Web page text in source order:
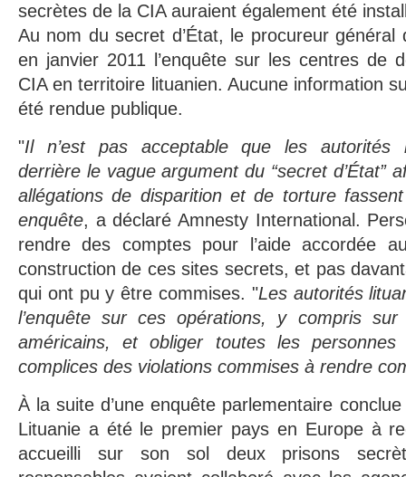
secrètes de la CIA auraient également été
Au nom du secret d’État, le procureur général
en janvier 2011 l’enquête sur les centres de
CIA en territoire lituanien. Aucune information
été rendue publique.
"Il n’est pas acceptable que les autorités
derrière le vague argument du “secret d’État”
allégations de disparition et de torture fassent
enquête, a déclaré Amnesty International.
rendre des comptes pour l’aide accordée
construction de ces sites secrets, et pas
qui ont pu y être commises. "Les autorités
l’enquête sur ces opérations, y compris sur
américains, et obliger toutes les
complices des violations commises à rendre
À la suite d’une enquête parlementaire
Lituanie a été le premier pays en Europe à
accueilli sur son sol deux prisons